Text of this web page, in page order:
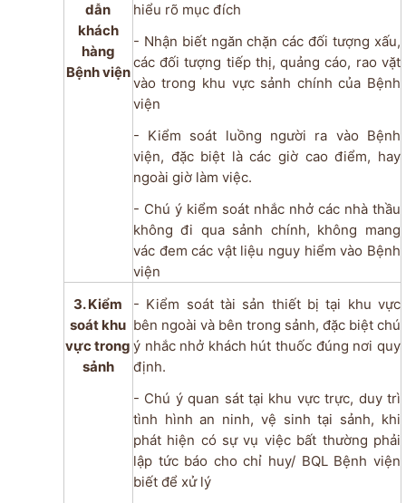
dẫn
khách
hàng
Bệnh viện
hiểu rõ mục đích
- Nhận biết ngăn chặn các đối tượng xấu,
các đối tượng tiếp thị, quảng cáo, rao vặt
vào trong khu vực sảnh chính của Bệnh
viện
- Kiểm soát luồng người ra vào Bệnh
viện, đặc biệt là các giờ cao điểm, hay
ngoài giờ làm việc.
- Chú ý kiểm soát nhắc nhở các nhà thầu
không đi qua sảnh chính, không mang
vác đem các vật liệu nguy hiểm vào Bệnh
viện
3. Kiểm
soát khu
vực trong
sảnh
- Kiểm soát tài sản thiết bị tại khu vực
bên ngoài và bên trong sảnh, đặc biệt chú
ý nhắc nhở khách hút thuốc đúng nơi quy
định.
- Chú ý quan sát tại khu vực trực, duy trì
tình hình an ninh, vệ sinh tại sảnh, khi
phát hiện có sự vụ việc bất thường phải
lập tức báo cho chỉ huy/ BQL Bệnh viện
biết để xử lý